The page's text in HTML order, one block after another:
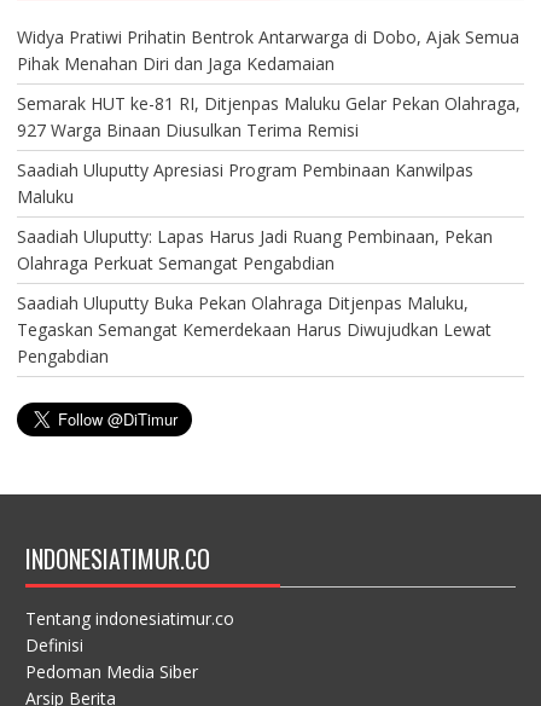
Widya Pratiwi Prihatin Bentrok Antarwarga di Dobo, Ajak Semua
Pihak Menahan Diri dan Jaga Kedamaian
Semarak HUT ke-81 RI, Ditjenpas Maluku Gelar Pekan Olahraga,
927 Warga Binaan Diusulkan Terima Remisi
Saadiah Uluputty Apresiasi Program Pembinaan Kanwilpas
Maluku
Saadiah Uluputty: Lapas Harus Jadi Ruang Pembinaan, Pekan
Olahraga Perkuat Semangat Pengabdian
Saadiah Uluputty Buka Pekan Olahraga Ditjenpas Maluku,
Tegaskan Semangat Kemerdekaan Harus Diwujudkan Lewat
Pengabdian
INDONESIATIMUR.CO
Tentang indonesiatimur.co
Definisi
Pedoman Media Siber
Arsip Berita